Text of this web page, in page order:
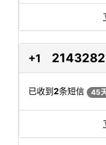
+1
已收到2条短信 45